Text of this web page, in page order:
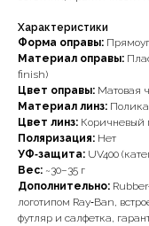
Характеристики
Форма оправы:
Материал оправы:
finish)
Цвет оправы: Матовая
Материал линз:
Цвет линз: Коричневый
Поляризация: Нет
УФ‑защита: UV400
Вес: ~30–35 г
Дополнительно:
логотипом Ray‑Ban,
футляр и салфетка,